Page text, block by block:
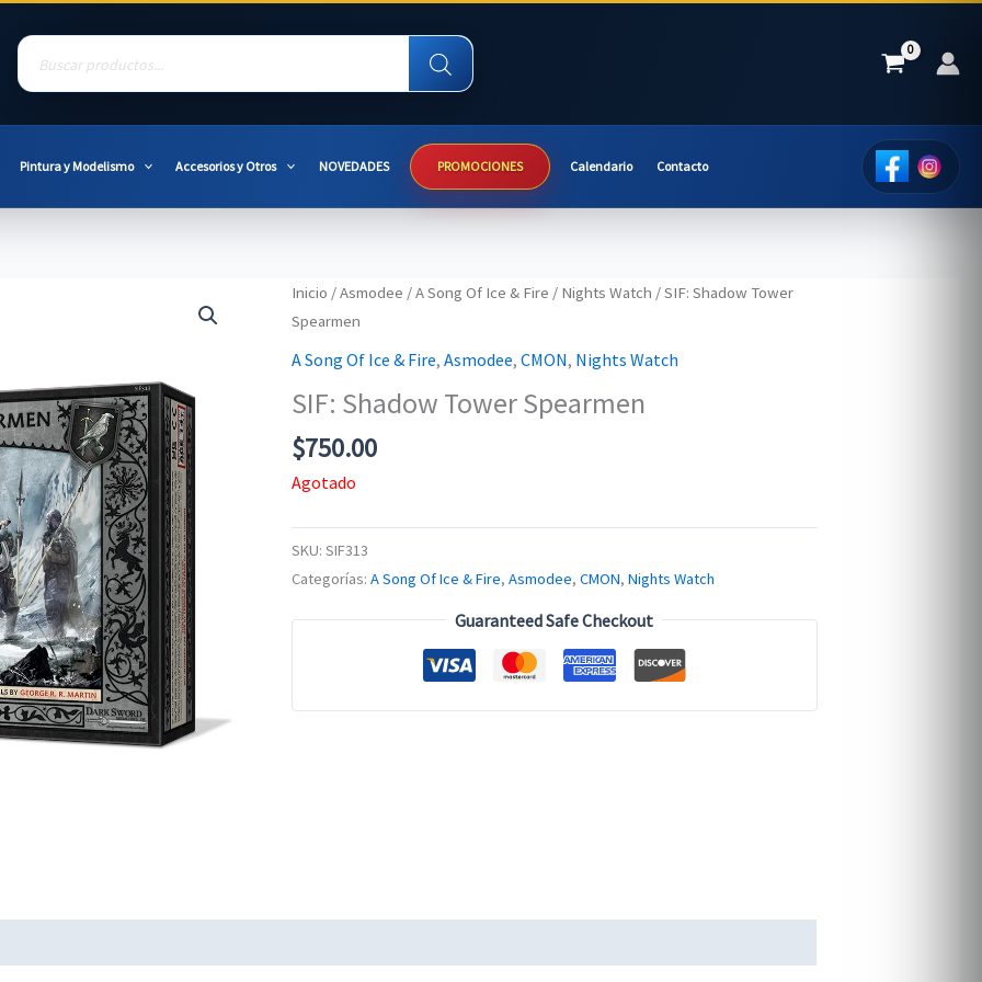
Products
search
Pintura y Modelismo Accesorios y Otros NOVEDADES PROMOCIONES Calendario Contacto
Inicio /Asmodee /A Song Of Ice & Fire / Nights Watch / SIF: Shadow Tower
Spearmen
A Song Of Ice & Fire, Asmodee, CMON, Nights Watch
SIF: Shadow Tower Spearmen
$750.00
Agotado
SKU: SIF313
Categorías: A Song Of Ice & Fire, Asmodee, CMON, Nights Watch
Guaranteed Safe Checkout